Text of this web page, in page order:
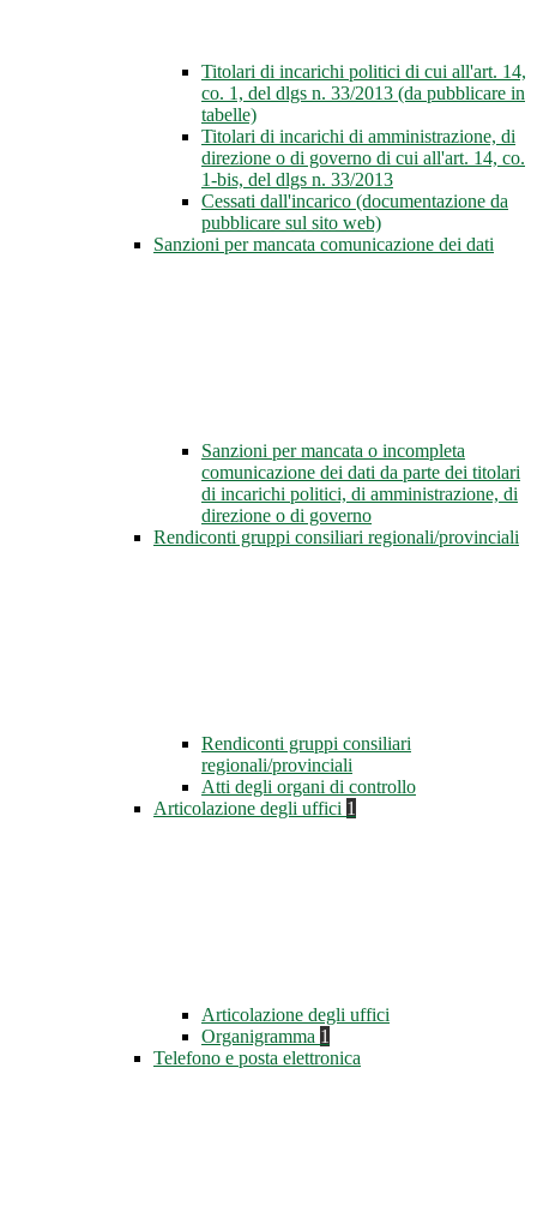
Titolari di incarichi politici di cui all'art. 14,
co. 1, del dlgs n. 33/2013 (da pubblicare in
tabelle)
Titolari di incarichi di amministrazione, di
direzione o di governo di cui all'art. 14, co.
1-bis, del dlgs n. 33/2013
Cessati dall'incarico (documentazione da
pubblicare sul sito web)
Sanzioni per mancata comunicazione dei dati
Sanzioni per mancata o incompleta
comunicazione dei dati da parte dei titolari
di incarichi politici, di amministrazione, di
direzione o di governo
Rendiconti gruppi consiliari regionali/provinciali
Rendiconti gruppi consiliari
regionali/provinciali
Atti degli organi di controllo
Articolazione degli uffici 1
Articolazione degli uffici
Organigramma 1
Telefono e posta elettronica